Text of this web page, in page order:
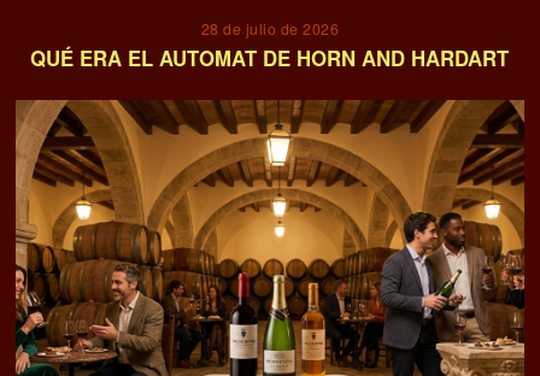
28 de julio de 2026
QUÉ ERA EL AUTOMAT DE HORN AND HARDART